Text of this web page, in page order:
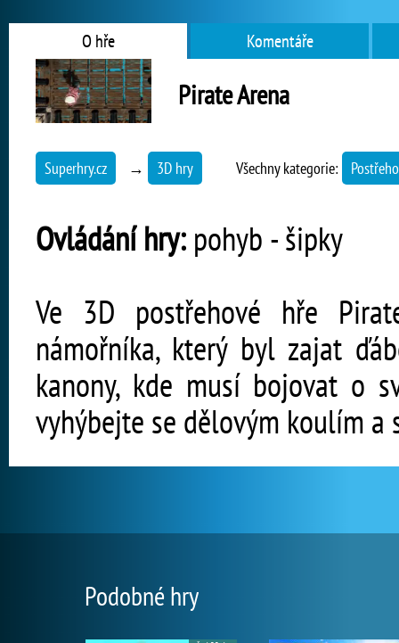
O hře Komentáře
Pirate Arena
Superhry.cz → 3D hry Všechny kategorie:
Ovládání hry: pohyb - šipky
Ve 3D postřehové hře
námořníka, který byl zajat
kanony, kde musí bojovat o
vyhýbejte se dělovým koulím a
Podobné hry